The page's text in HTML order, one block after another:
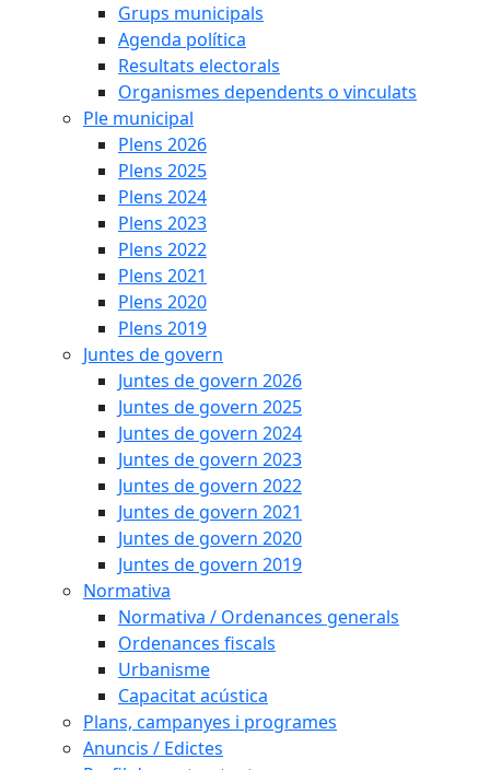
Grups municipals
Agenda política
Resultats electorals
Organismes dependents o vinculats
Ple municipal
Plens 2026
Plens 2025
Plens 2024
Plens 2023
Plens 2022
Plens 2021
Plens 2020
Plens 2019
Juntes de govern
Juntes de govern 2026
Juntes de govern 2025
Juntes de govern 2024
Juntes de govern 2023
Juntes de govern 2022
Juntes de govern 2021
Juntes de govern 2020
Juntes de govern 2019
Normativa
Normativa / Ordenances generals
Ordenances fiscals
Urbanisme
Capacitat acústica
Plans, campanyes i programes
Anuncis / Edictes